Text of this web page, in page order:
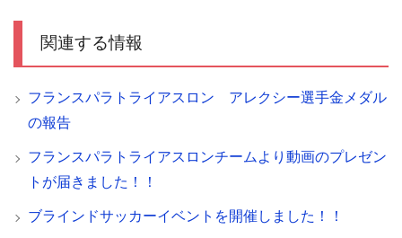
関連する情報
フランスパラトライアスロン アレクシー選手金メダル
の報告
フランスパラトライアスロンチームより動画のプレゼン
トが届きました！！
ブラインドサッカーイベントを開催しました！！